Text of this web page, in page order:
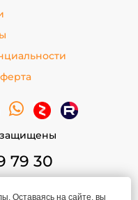
защищены
79 30
30
Оставаясь на сайте, вы